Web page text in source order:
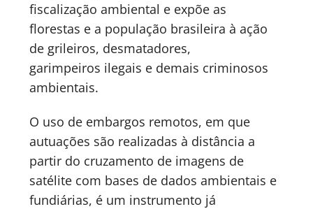
fiscalização ambiental e expõe as
florestas e a população brasileira à ação
de grileiros, desmatadores,
garimpeiros ilegais e demais criminosos
ambientais.
O uso de embargos remotos, em que
autuações são realizadas à distância a
partir do cruzamento de imagens de
satélite com bases de dados ambientais e
fundiárias, é um instrumento já